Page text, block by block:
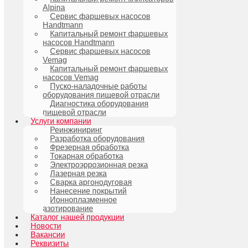
Alpina
Сервис фаршевых насосов
Handtmann
Капитальный ремонт фаршевых
насосов Handtmann
Сервис фаршевых насосов
Vemag
Капитальный ремонт фаршевых
насосов Vemag
Пуско-наладочные работы
оборудования пищевой отрасли
Диагностика оборудования
пищевой отрасли
Услуги компании
Реинжиниринг
Разработка оборудования
Фрезерная обработка
Токарная обработка
Электроэррозионная резка
Лазерная резка
Сварка аргонодуговая
Нанесение покрытий
Ионноплазменное
азотирование
Каталог нашей продукции
Новости
Вакансии
Реквизиты